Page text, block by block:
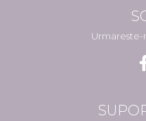
Urmareste-